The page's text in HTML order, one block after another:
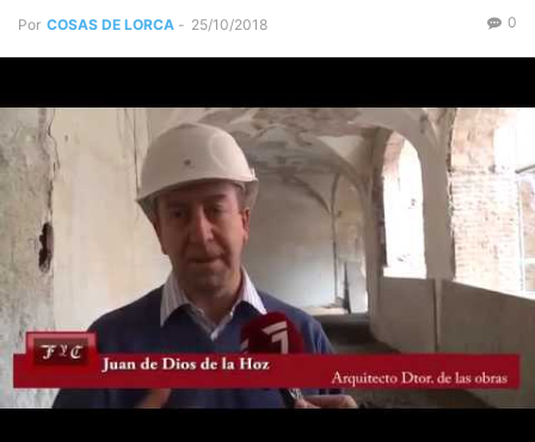
Por COSAS DE LORCA - 25/10/2018 0